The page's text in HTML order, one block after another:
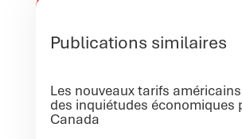
Publications similaires
Les nouveaux tarifs
des inquiétudes économiques
Canada